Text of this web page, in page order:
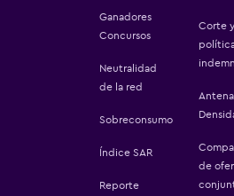
Ganadores
Concursos
Neutralidad
de la red
Sobreconsumo
Índice SAR
Reporte
Corte y
de